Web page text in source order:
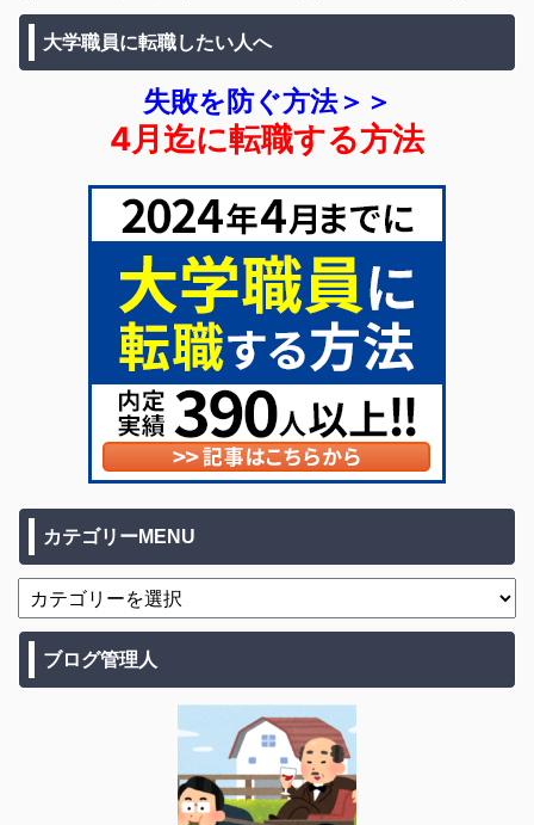
大学職員に転職したい人へ
失敗を防ぐ方法＞＞
4月迄に転職する方法
カテゴリーMENU
ブログ管理人